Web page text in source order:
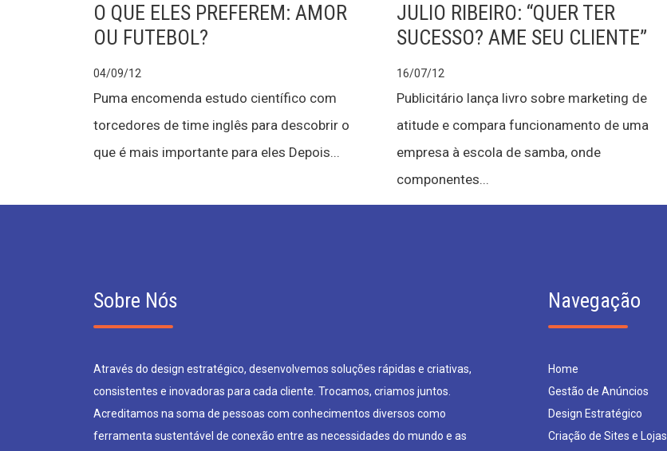
O QUE ELES PREFEREM: AMOR
OU FUTEBOL?
04/09/12
Puma encomenda estudo científico com
torcedores de time inglês para descobrir o
que é mais importante para eles Depois...
JULIO RIBEIRO: “QUER TER
SUCESSO? AME SEU CLIENTE”
16/07/12
Publicitário lança livro sobre marketing de
atitude e compara funcionamento de uma
empresa à escola de samba, onde
componentes...
Sobre Nós
Através do design estratégico, desenvolvemos soluções rápidas e criativas,
consistentes e inovadoras para cada cliente. Trocamos, criamos juntos.
Acreditamos na soma de pessoas com conhecimentos diversos como
ferramenta sustentável de conexão entre as necessidades do mundo e as
Navegação
Home
Gestão de Anúncios
Design Estratégico
Criação de Sites e Lojas